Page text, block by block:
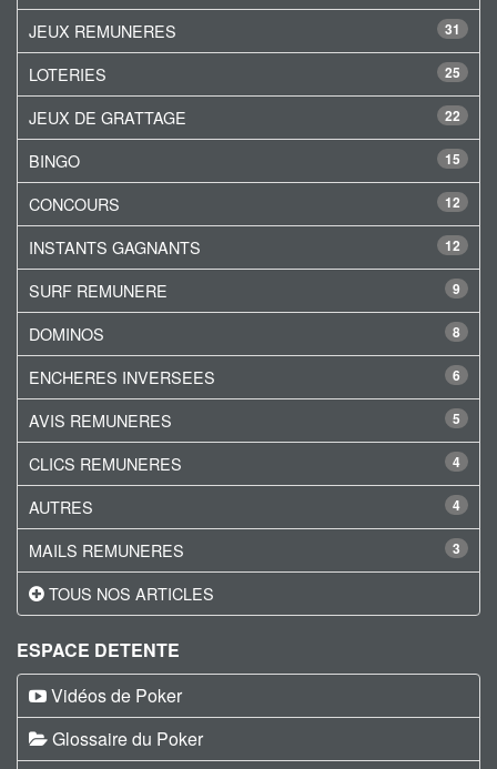
31
JEUX REMUNERES
25
LOTERIES
22
JEUX DE GRATTAGE
15
BINGO
12
CONCOURS
12
INSTANTS GAGNANTS
9
SURF REMUNERE
8
DOMINOS
6
ENCHERES INVERSEES
5
AVIS REMUNERES
4
CLICS REMUNERES
4
AUTRES
3
MAILS REMUNERES
TOUS NOS ARTICLES
ESPACE DETENTE
Vidéos de Poker
Glossaire du Poker